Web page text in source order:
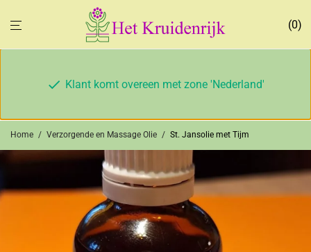
0
Klant komt overeen met zone 'Nederland'
Home / Verzorgende en Massage Olie / St. Jansolie met Tijm